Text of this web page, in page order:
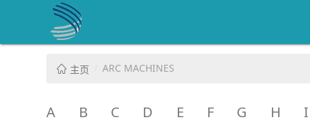
主页 ARC MACHINES
A B C D E F G H I